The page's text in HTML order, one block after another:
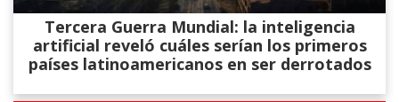
Tercera Guerra Mundial: la inteligencia
artificial reveló cuáles serían los primeros
países latinoamericanos en ser derrotados